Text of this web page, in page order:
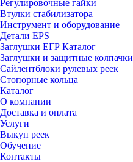
Регулировочные гайки
Втулки стабилизатора
Инструмент и оборудование
Детали EPS
Заглушки ЕГР Каталог
Заглушки и защитные колпачки
Сайлентблоки рулевых реек
Стопорные кольца
Каталог
О компании
Доставка и оплата
Услуги
Выкуп реек
Обучение
Контакты